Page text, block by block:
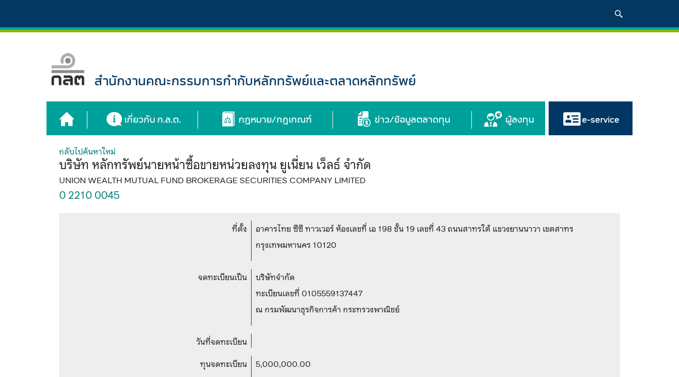
สำนักงานคณะกรรมการกำกับหลักทรัพย์และตลาดหลักทรัพย์
เกี่ยวกับ ก.ล.ต. กฎหมาย/กฎเกณฑ์ ข่าว/ข้อมูลตลาดทุน ผู้ลงทุน e-service
กลับไปค้นหาใหม่
บริษัท หลักทรัพย์นายหน้าซื้อขายหน่วยลงทุน ยูเนี่ยน เว็ลธ์ จำกัด
UNION WEALTH MUTUAL FUND BROKERAGE SECURITIES COMPANY LIMITED
0 2210 0045
ที่ตั้ง
อาคารไทย ซีซี ทาวเวอร์ ห้องเลขที่ เอ 198 ชั้น 19 เลขที่ 43 ถนนสาทรใต้ แขวงยานนาวา เขตสาทร
กรุงเทพมหานคร 10120
จดทะเบียนเป็น
บริษัทจำกัด
ทะเบียนเลขที่ 0105559137447
ณ กรมพัฒนาธุรกิจการค้า กระทรวงพาณิชย์
วันที่จดทะเบียน
ทุนจดทะเบียน
5,000,000.00